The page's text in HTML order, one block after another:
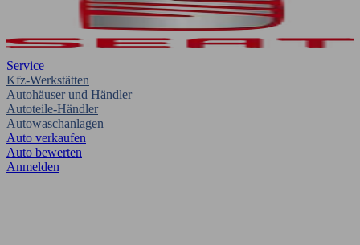
Service
Kfz-Werkstätten
Autohäuser und Händler
Autoteile-Händler
Autowaschanlagen
Auto verkaufen
Auto bewerten
Anmelden